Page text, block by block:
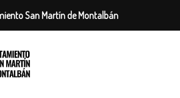
San Martín de Montalbán